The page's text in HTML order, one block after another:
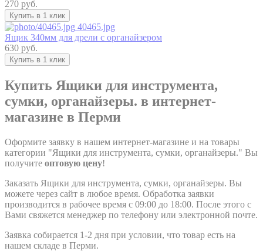
270 руб.
Купить в 1 клик
40465.jpg
Ящик 340мм для дрели с органайзером
630 руб.
Купить в 1 клик
Купить Ящики для инструмента,
сумки, органайзеры. в интернет-
магазине в Перми
Оформите заявку в нашем интернет-магазине и на товары
категории "Ящики для инструмента, сумки, органайзеры." Вы
получите оптовую цену!
Заказать Ящики для инструмента, сумки, органайзеры. Вы
можете через сайт в любое время. Обработка заявки
производится в рабочее время с 09:00 до 18:00. После этого с
Вами свяжется менеджер по телефону или электронной почте.
Заявка собирается 1-2 дня при условии, что товар есть на
нашем складе в Перми.